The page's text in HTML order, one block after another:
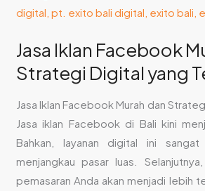
Jasa Iklan Facebook
Strategi Digital yang
Jasa Iklan Facebook Murah dan
Jasa iklan Facebook di Bali kini
Bahkan, layanan digital ini
menjangkau pasar luas.
pemasaran Anda akan menjadi lebih